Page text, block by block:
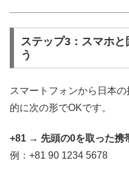
ステップ3：スマホ
う
スマートフォンから日本
的に次の形でOKです。
+81 → 先頭の0を取った携
例：+81 90 1234 5678